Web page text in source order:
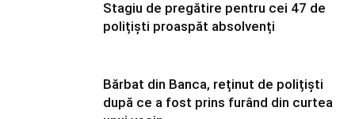
Stagiu de pregătire pentru cei 47 de
polițiști proaspăt absolvenți
Bărbat din Banca, reținut de polițiști
după ce a fost prins furând din curtea